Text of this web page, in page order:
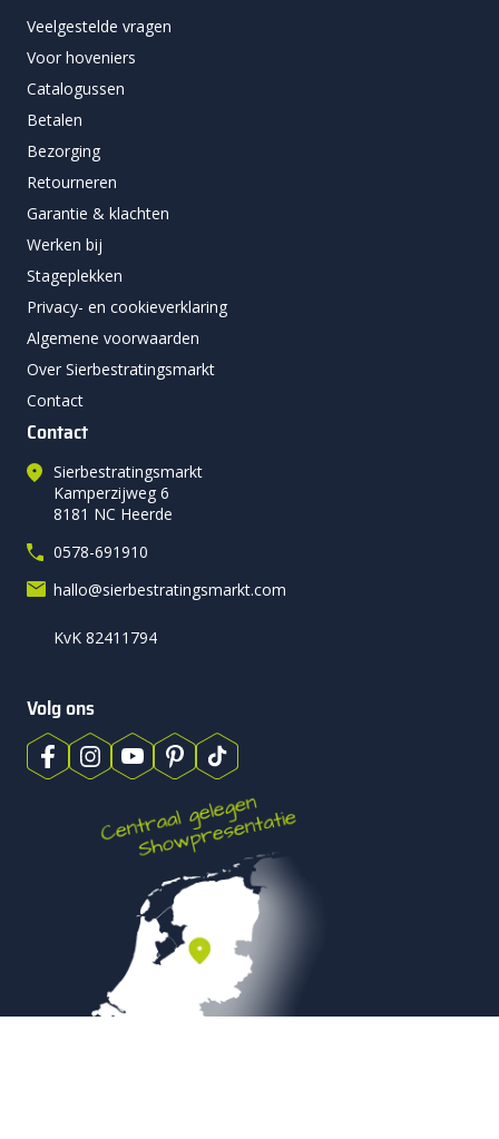
Veelgestelde vragen
Voor hoveniers
Catalogussen
Betalen
Bezorging
Retourneren
Garantie & klachten
Werken bij
Stageplekken
Privacy- en cookieverklaring
Algemene voorwaarden
Over Sierbestratingsmarkt
Contact
Contact
Sierbestratingsmarkt
Kamperzijweg 6
8181 NC Heerde
0578-691910
hallo@sierbestratingsmarkt.com
KvK 82411794
Volg ons